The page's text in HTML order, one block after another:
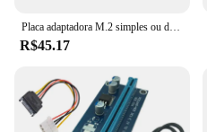
Placa adaptadora M.2 simples ou dupla, NVME, NGFF para Pcie 4x, SSD, B, M Key Support, PCI Express 3.0, 2230-2280, Discos rígidos
R$45.17